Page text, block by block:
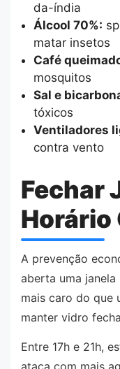
da-índia
Álcool 70%:
matar insetos
Café
mosquitos
Sal e
tóxicos
Ventiladores
contra vento
Fechar
Horário
A prevenção
aberta uma
mais caro do que
manter vidro
Entre 17h e 21h,